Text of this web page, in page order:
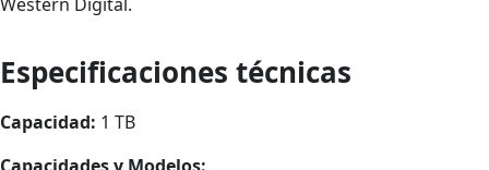
Especificaciones técnicas
Capacidad: 1 TB